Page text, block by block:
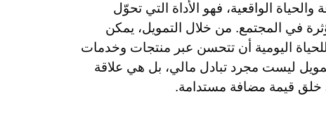
الواقعية، فهو الأداة التي تحوّل
في المجتمع. من خلال التمويل، يمكن
اليومية أن تتحسن عبر منتجات وخدمات
ليست مجرد تبادل مالي، بل هي علاقة
خلق قيمة مضافة مستدامة.